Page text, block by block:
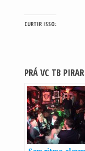
CURTIR ISSO:
PRÁ VC TB